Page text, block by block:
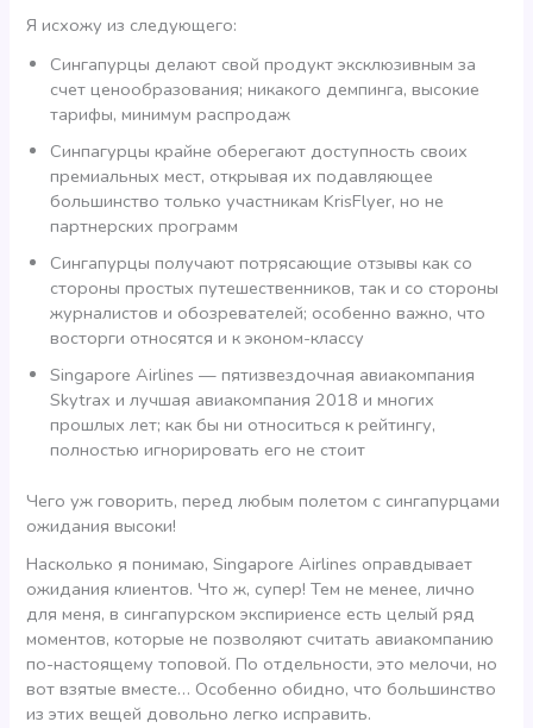
Я исхожу из следующего:
Сингапурцы делают свой продукт эксклюзивным за
счет ценообразования; никакого демпинга, высокие
тарифы, минимум распродаж
Синпагурцы крайне оберегают доступность своих
премиальных мест, открывая их подавляющее
большинство только участникам KrisFlyer, но не
партнерских программ
Сингапурцы получают потрясающие отзывы как со
стороны простых путешественников, так и со стороны
журналистов и обозревателей; особенно важно, что
восторги относятся и к эконом-классу
Singapore Airlines — пятизвездочная авиакомпания
Skytrax и лучшая авиакомпания 2018 и многих
прошлых лет; как бы ни относиться к рейтингу,
полностью игнорировать его не стоит
Чего уж говорить, перед любым полетом с сингапурцами
ожидания высоки!
Насколько я понимаю, Singapore Airlines оправдывает
ожидания клиентов. Что ж, супер! Тем не менее, лично
для меня, в сингапурском экспириенсе есть целый ряд
моментов, которые не позволяют считать авиакомпанию
по-настоящему топовой. По отдельности, это мелочи, но
вот взятые вместе… Особенно обидно, что большинство
из этих вещей довольно легко исправить.